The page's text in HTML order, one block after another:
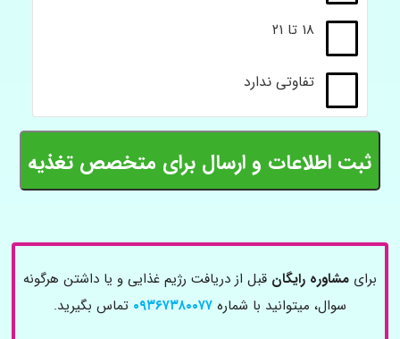
۱۸ تا ۲۱
تفاوتی ندارد
ثبت اطلاعات و ارسال برای متخصص تغذیه
برای مشاوره رایگان قبل از دریافت رژیم غذایی و یا داشتن هرگونه
سوال، میتوانید با شماره ۰۹۳۶۷۳۸۰۰۷۷ تماس بگیرید.